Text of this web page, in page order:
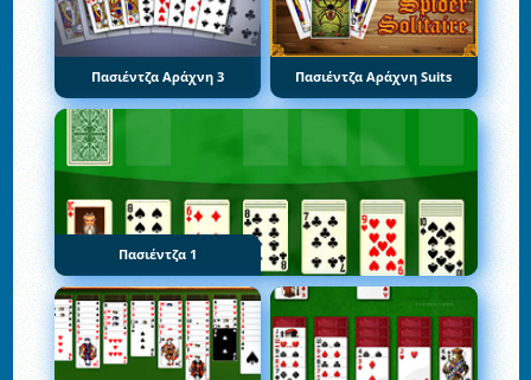
Πασιέντζα Αράχνη 3 Πασιέντζα Αράχνη Suits
Πασιέντζα 1